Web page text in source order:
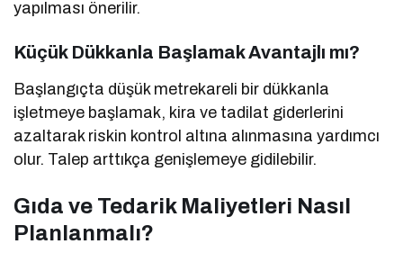
yapılması önerilir.
Küçük Dükkanla Başlamak Avantajlı mı?
Başlangıçta düşük metrekareli bir dükkanla
işletmeye başlamak, kira ve tadilat giderlerini
azaltarak riskin kontrol altına alınmasına yardımcı
olur. Talep arttıkça genişlemeye gidilebilir.
Gıda ve Tedarik Maliyetleri Nasıl
Planlanmalı?